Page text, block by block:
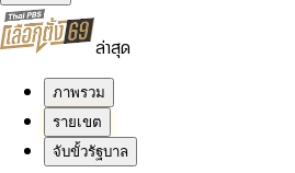
ล่าสุด
ภาพรวม
รายเขต
จับขั้วรัฐบาล